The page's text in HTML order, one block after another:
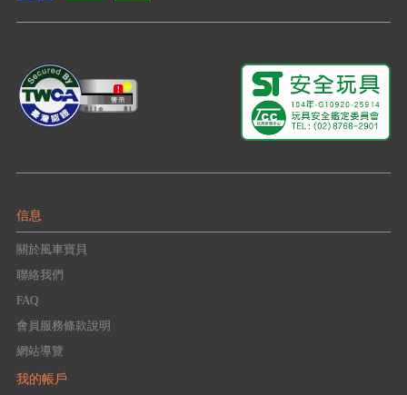
信息
關於風車寶貝
聯絡我們
FAQ
會員服務條款說明
網站導覽
我的帳戶